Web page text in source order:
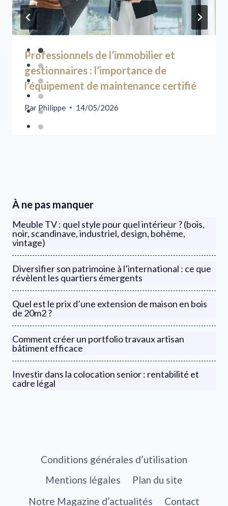
Professionnels de l’immobilier et
gestionnaires : l’importance de
l’équipement de maintenance certifié
Par Philippe 14/05/2026
À ne pas manquer
Meuble TV : quel style pour quel intérieur ? (bois,
noir, scandinave, industriel, design, bohème,
vintage)
Diversifier son patrimoine à l’international : ce que
révèlent les quartiers émergents
Quel est le prix d’une extension de maison en bois
de 20m2 ?
Comment créer un portfolio travaux artisan
bâtiment efficace
Investir dans la colocation senior : rentabilité et
cadre légal
Conditions générales d’utilisation
Mentions légales
Plan du site
Notre Magazine d’actualités
Contact